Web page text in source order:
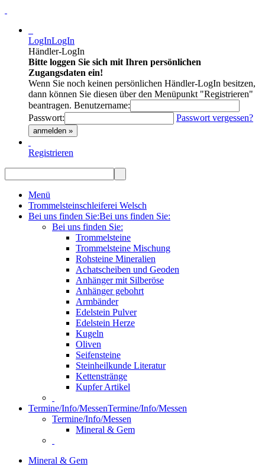
LogInLogIn
Händler-LogIn
Bitte loggen Sie sich mit Ihren persönlichen
Zugangsdaten ein!
Wenn Sie noch keinen persönlichen Händler-LogIn besitzen,
dann können Sie diesen über den Menüpunkt "Registrieren"
beantragen. Benutzername:
Passwort:
Passwort vergessen?
anmelden »
Registrieren
Menü
Trommelsteinschleiferei Welsch
Bei uns finden Sie:Bei uns finden Sie:
Bei uns finden Sie:
Trommelsteine
Trommelsteine Mischung
Rohsteine Mineralien
Achatscheiben und Geoden
Anhänger mit Silberöse
Anhänger gebohrt
Armbänder
Edelstein Pulver
Edelstein Herze
Kugeln
Oliven
Seifensteine
Steinheilkunde Literatur
Kettenstränge
Kupfer Artikel
Termine/Info/MessenTermine/Info/Messen
Termine/Info/Messen
Mineral & Gem
Mineral & Gem